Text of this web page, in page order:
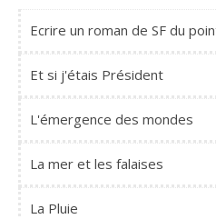
Ecrire un roman de SF du
Et si j'étais Président
L'émergence des mondes
La mer et les falaises
La Pluie